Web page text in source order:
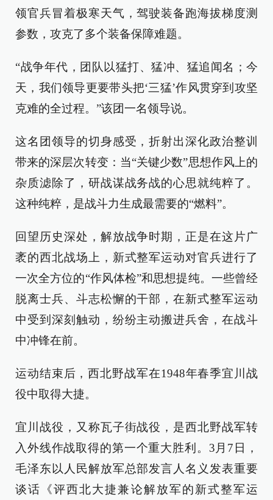
领官兵冒着极寒天气，驾驶装备跑海拔梯度测
参数，攻克了多个装备保障难题。
“战争年代，团队以猛打、猛冲、猛追闻名；今
天，我们领导更要带头把‘三猛’作风贯穿到攻坚
克难的全过程。”该团一名领导说。
这名团领导的切身感受，折射出深化政治整训
带来的深层次转变：当“关键少数”思想作风上的
杂质滤除了，研战谋战务战的心思就纯粹了。
这种纯粹，是战斗力生成最需要的“燃料”。
回望历史深处，解放战争时期，正是在这片广
袤的西北战场上，新式整军运动对官兵进行了
一次全方位的“作风体检”和思想提纯。一些曾经
脱离士兵、斗志松懈的干部，在新式整军运动
中受到深刻触动，纷纷主动搬进兵舍，在战斗
中冲锋在前。
运动结束后，西北野战军在1948年春季宜川战
役中取得大捷。
宜川战役，又称瓦子街战役，是西北野战军转
入外线作战取得的第一个重大胜利。3月7日，
毛泽东以人民解放军总部发言人名义发表重要
谈话《评西北大捷兼论解放军的新式整军运